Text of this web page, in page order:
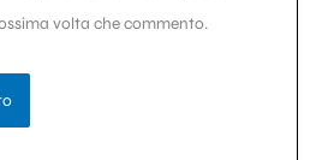
volta che commento.